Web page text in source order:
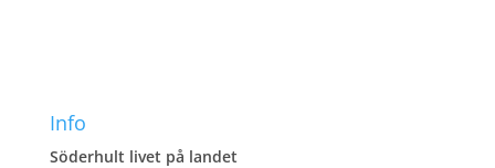
Info
Söderhult livet på landet